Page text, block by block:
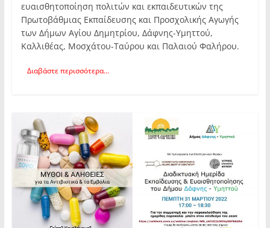
ευαισθητοποίηση πολιτών και εκπαιδευτικών της
Πρωτοβάθμιας Εκπαίδευσης και Προσχολικής Αγωγής
των Δήμων Αγίου Δημητρίου, Δάφνης-Υμηττού,
Καλλιθέας, Μοσχάτου-Ταύρου και Παλαιού Φαλήρου.
Διαβάστε περισσότερα...